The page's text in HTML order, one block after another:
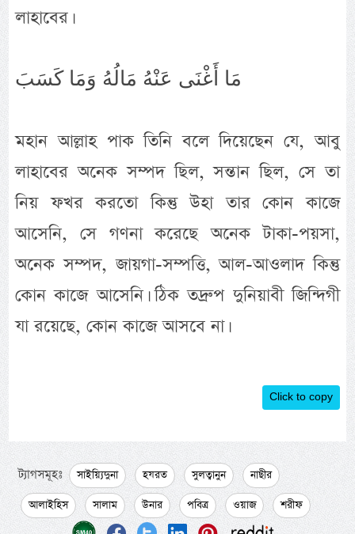
লাহাবের।
مَا أَغْنَى عَنْهُ مَالُهُ وَمَا كَسَبَ
মহান আল্লাহ পাক তিনি বলে দিয়েছেন যে, আবু
লাহাবের অনেক সম্পদ ছিল, সন্তান ছিল, সে তা
নিয় ফখর করতো কিন্তু উহা তার কোন কাজে
আসেনি, সে গণনা করেছে অনেক টাকা-পয়সা,
অনেক সম্পদ, জায়গা-সম্পত্তি, আল-আওলাদ কিন্তু
কোন কাজে আসেনি। ঠিক তদ্রুপ দুনিয়াবী জিন্দিগী
যা রয়েছে, কোন কাজে আসবে না।
Click to copy
ট্যাগসমূহঃ সাইয়্যিদুনা হযরত সুলত্বানুন
নাছীর
আলাইহিস
সালাম উনার পবিত্র ওয়াজ শরীফ